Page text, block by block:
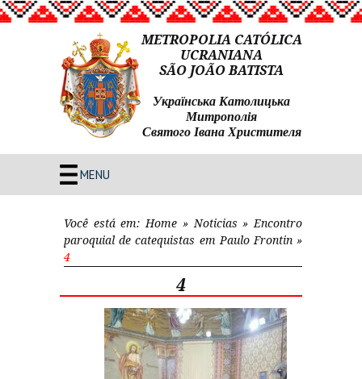
METROPOLIA CATÓLICA
UCRANIANA
SÃO JOÃO BATISTA
Українська Католицька
Митрополія
Святого Івана Христителя
MENU
Você está em: Home » Noticias » Encontro
paroquial de catequistas em Paulo Frontin»
4
4